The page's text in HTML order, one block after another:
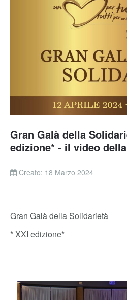
Gran Galà della
edizione* - il video
Creato: 18 Marzo 2024
Gran Galà della Solidarietà
* XXI edizione*